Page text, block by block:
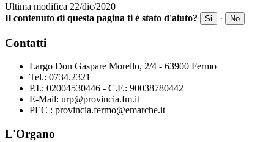
Ultima modifica 22/dic/2020
Il contenuto di questa pagina ti è stato d'aiuto?
Si · No
Contatti
Largo Don Gaspare Morello, 2/4 - 63900 Fermo
Tel.: 0734.2321
P.I.: 02004530446 - C.F.: 90038780442
E-Mail: urp@provincia.fm.it
PEC : provincia.fermo@emarche.it
L'Organo